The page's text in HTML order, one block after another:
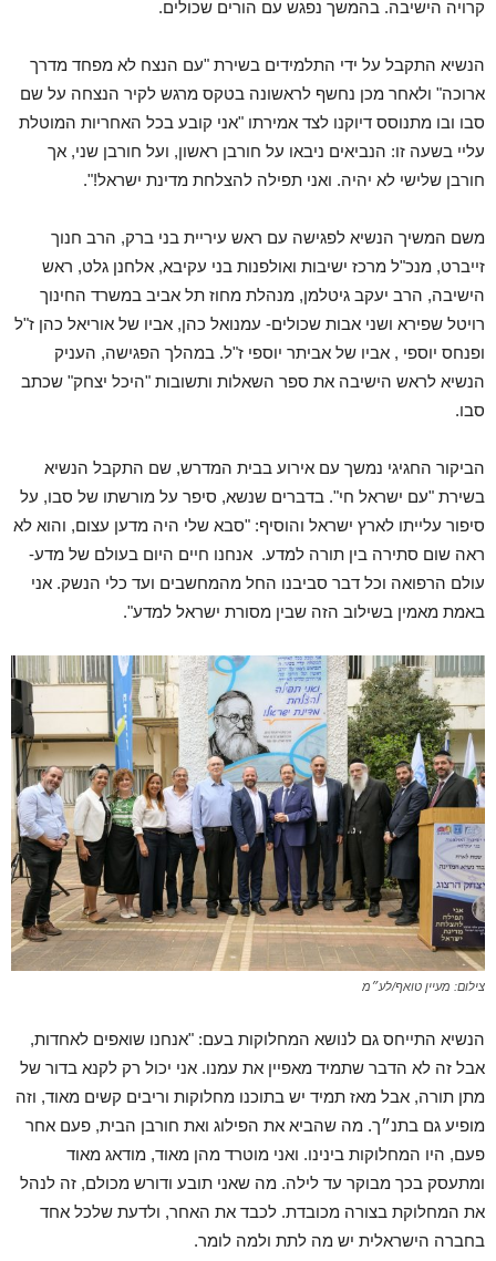
קרויה הישיבה. בהמשך נפגש עם הורים שכולים.
הנשיא התקבל על ידי התלמידים בשירת "עם הנצח לא מפחד מדרך
ארוכה" ולאחר מכן נחשף לראשונה בטקס מרגש לקיר הנצחה על שם
סבו ובו מתנוסס דיוקנו לצד אמירתו "אני קובע בכל האחריות המוטלת
עליי בשעה זו: הנביאים ניבאו על חורבן ראשון, ועל חורבן שני, אך
חורבן שלישי לא יהיה. ואני תפילה להצלחת מדינת ישראל!".
משם המשיך הנשיא לפגישה עם ראש עיריית בני ברק, הרב חנוך
זייברט, מנכ"ל מרכז ישיבות ואולפנות בני עקיבא, אלחנן גלט, ראש
הישיבה, הרב יעקב גיטלמן, מנהלת מחוז תל אביב במשרד החינוך
רויטל שפירא ושני אבות שכולים- עמנואל כהן, אביו של אוריאל כהן ז"ל
ופנחס יוספי , אביו של אביתר יוספי ז"ל. במהלך הפגישה, העניק
הנשיא לראש הישיבה את ספר השאלות ותשובות "היכל יצחק" שכתב
סבו.
הביקור החגיגי נמשך עם אירוע בבית המדרש, שם התקבל הנשיא
בשירת "עם ישראל חי". בדברים שנשא, סיפר על מורשתו של סבו, על
סיפור עלייתו לארץ ישראל והוסיף: "סבא שלי היה מדען עצום, והוא לא
ראה שום סתירה בין תורה למדע. אנחנו חיים היום בעולם של מדע-
עולם הרפואה וכל דבר סביבנו החל מהמחשבים ועד כלי הנשק. אני
באמת מאמין בשילוב הזה שבין מסורת ישראל למדע".
צילום: מעיין טואף/לע״מ
הנשיא התייחס גם לנושא המחלוקות בעם: "אנחנו שואפים לאחדות,
אבל זה לא הדבר שתמיד מאפיין את עמנו. אני יכול רק לקנא בדור של
מתן תורה, אבל מאז תמיד יש בתוכנו מחלוקות וריבים קשים מאוד, וזה
מופיע גם בתנ״ך. מה שהביא את הפילוג ואת חורבן הבית, פעם אחר
פעם, היו המחלוקות בינינו. ואני מוטרד מהן מאוד, מודאג מאוד
ומתעסק בכך מבוקר עד לילה. מה שאני תובע ודורש מכולם, זה לנהל
את המחלוקת בצורה מכובדת. לכבד את האחר, ולדעת שלכל אחד
בחברה הישראלית יש מה לתת ולמה לומר.